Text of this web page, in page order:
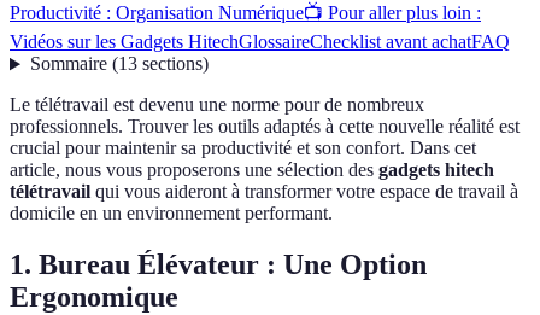
Productivité : Organisation Numérique📺 Pour aller plus loin :
Vidéos sur les Gadgets HitechGlossaireChecklist avant achatFAQ
Sommaire(13 sections)
Le télétravail est devenu une norme pour de nombreux
professionnels. Trouver les outils adaptés à cette nouvelle réalité est
crucial pour maintenir sa productivité et son confort. Dans cet
article, nous vous proposerons une sélection des gadgets hitech
télétravail qui vous aideront à transformer votre espace de travail à
domicile en un environnement performant.
1. Bureau Élévateur : Une Option
Ergonomique